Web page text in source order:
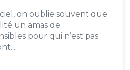
on oublie souvent que
un amas de
pour qui n’est pas